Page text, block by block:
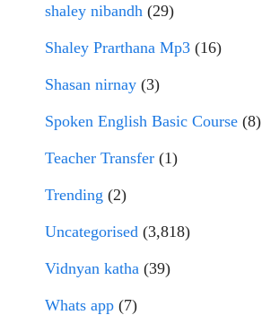
shaley nibandh (29)
Shaley Prarthana Mp3 (16)
Shasan nirnay (3)
Spoken English Basic Course (8)
Teacher Transfer (1)
Trending (2)
Uncategorised (3,818)
Vidnyan katha (39)
Whats app (7)